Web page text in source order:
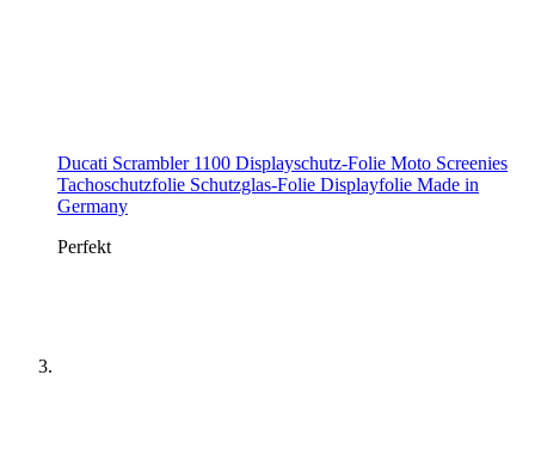
Ducati Scrambler 1100 Displayschutz-Folie Moto Screenies
Tachoschutzfolie Schutzglas-Folie Displayfolie Made in
Germany
Perfekt